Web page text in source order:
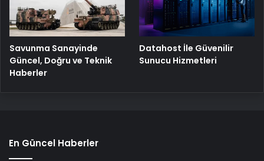
Savunma Sanayinde
Güncel, Doğru ve Teknik
Haberler
Datahost İle Güvenilir
Sunucu Hizmetleri
En Güncel Haberler